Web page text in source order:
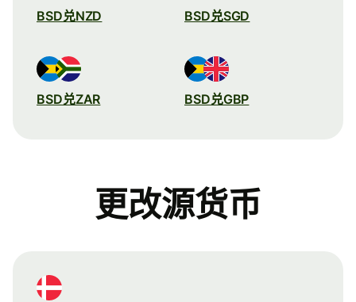
BSD兑NZD BSD兑SGD
BSD兑ZAR BSD兑GBP
更改源货币